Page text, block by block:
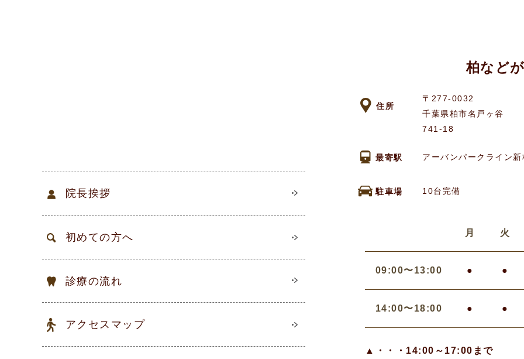
院長挨拶
初めての方へ
診療の流れ
アクセスマップ
柏など
住所
〒277-0032
千葉県柏市名戸ヶ谷
741-18
最寄駅 アーバンパークライン
駐車場 10台完備
月 火
09:00〜13:00 ● ●
14:00〜18:00 ● ●
▲・・・14:00～17:00まで